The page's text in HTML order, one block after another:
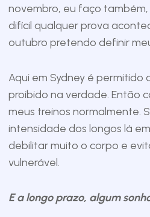
novembro, eu faço
difícil qualquer prova
outubro pretendo definir
Aqui em Sydney é permitido
proibido na verdade. Então
meus treinos normalmente.
intensidade dos longos lá
debilitar muito o corpo e
vulnerável.
E a longo prazo, algum